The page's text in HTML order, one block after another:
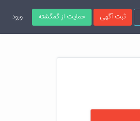
ثبت آگهی حمایت از گمگشته ورود